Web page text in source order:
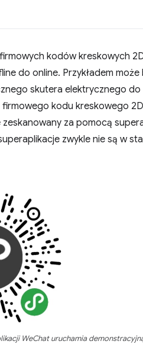
kodów kreskowych
do online. Przykładem
skutera elektrycznego do
kodu kreskowego
za pomocą
zwykle nie są w
WeChat uruchamia